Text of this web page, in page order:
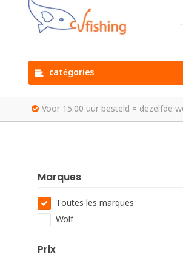
catégories
Voor 15.00 uur besteld = dezelfde
Marques
Toutes les marques
Wolf
Prix